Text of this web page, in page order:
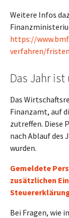
Weitere Infos
https://
verfahren/
Das Jahr
Das
Finanzamt, auf
zutreffen. Diese
nach Ablauf des
wurden.
Gemeldete
zusätzlichen
Bei Fragen, wie